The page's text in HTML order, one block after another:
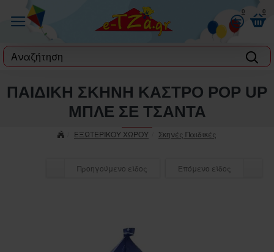
0 0
label
ΕΞΩΤΕΡΙΚΟΥ ΧΩΡΟΥ Σκηνές Παιδικές
ΠΑΙΔΙΚΗ ΣΚΗΝΗ ΚΑΣΤΡΟ POP UP
ΜΠΛΕ ΣΕ ΤΣΑΝΤΑ
Προηγούμενο είδος Επόμενο είδος